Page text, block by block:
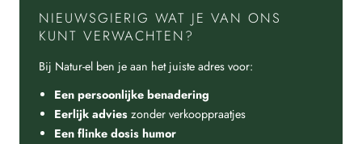
NIEUWSGIERIG WAT JE VAN ONS
KUNT VERWACHTEN?
Bij Natur-el ben je aan het juiste adres voor:
Een persoonlijke benadering
Eerlijk advieszonder verkooppraatjes
Een flinke dosis humor